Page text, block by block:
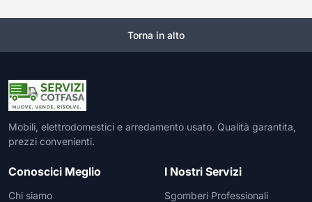
Torna in alto
Mobili, elettrodomestici e arredamento usato. Qualità garantita,
prezzi convenienti.
Conoscici Meglio
Chi siamo
I Nostri Servizi
Sgomberi Professionali